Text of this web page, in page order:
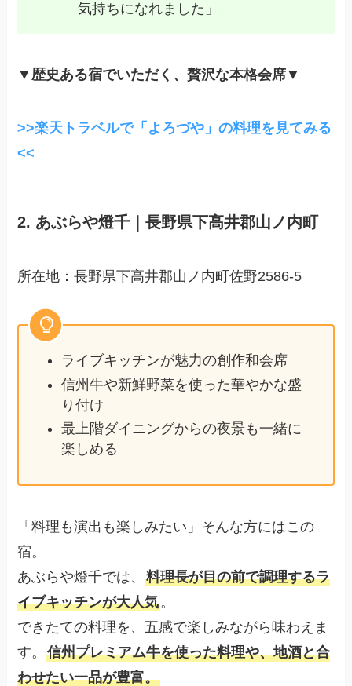
気持ちになれました」
▼ 歴史ある宿でいただく、贅沢な本格会席▼
>>楽天トラベルで「よろづや」の料理を見てみる
<<
2. あぶらや燈千｜長野県下高井郡山ノ内町
所在地：長野県下高井郡山ノ内町佐野2586-5
ライブキッチンが魅力の創作和会席
信州牛や新鮮野菜を使った華やかな盛
り付け
最上階ダイニングからの夜景も一緒に
楽しめる
「料理も演出も楽しみたい」そんな方にはこの
宿。
あぶらや燈千では、料理長が目の前で調理するラ
イブキッチンが大人気。
できたての料理を、五感で楽しみながら味わえま
す。信州プレミアム牛を使った料理や、地酒と合
わせたい一品が豊富。